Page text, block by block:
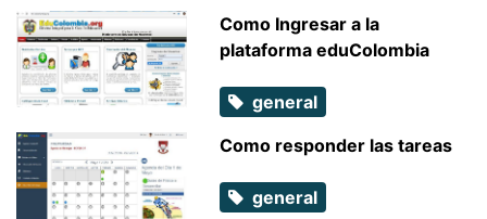
Como Ingresar a la
plataforma eduColombia
general
Como responder las tareas
general